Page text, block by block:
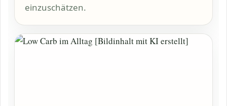
einzuschätzen.